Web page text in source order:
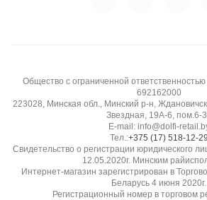
Общество с ограниченной
692162000
223028, Минская обл., Минский р-н,
Звездная, 19А-6, пом.6-
E-mail: info@dolfi-
Тел.:+375 (17) 518-12-29
Свидетельство о регистрации юридического
12.05.2020г. Минским
Интернет-магазин зарегистрирован в
Беларусь 4 июня 2020г.
Регистрационный номер в торговом